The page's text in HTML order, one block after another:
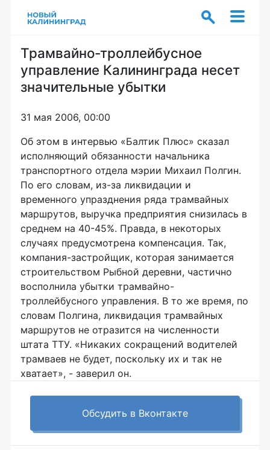
Трамвайно-троллейбусное
управление Калининграда несет
значительные убытки
31 мая 2006, 00:00
Об этом в интервью «Балтик Плюс» сказал
исполняющий обязанности начальника
транспортного отдела мэрии Михаил Полгин.
По его словам, из-за ликвидации и
временного упразднения ряда трамвайных
маршрутов, выручка предприятия снизилась в
среднем на 40-45%. Правда, в некоторых
случаях предусмотрена компенсация. Так,
компания-застройщик, которая занимается
строительством Рыбной деревни, частично
восполнила убытки трамвайно-
троллейбусного управления. В то же время, по
словам Полгина, ликвидация трамвайных
маршрутов не отразится на численности
штата ТТУ. «Никаких сокращений водителей
трамваев не будет, поскольку их и так не
хватает», - заверил он.
Обсудить в Вконтакте